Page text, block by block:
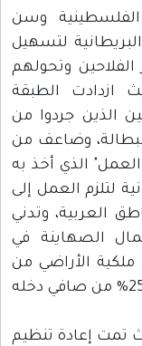
الفلسطينية وسن
لتسهيل
الفلاحين وتحولهم
ازدادت الطبقة
الذين جردوا من
وضاعف من
الذي أخذ به
لتلزم العمل إلى
العربية، وتدني
الصهاينة في
ملكية الأراضي من
9% إلى 15%، أما الفلاح فقد كان يدفع 25% من صافي دخله
تمت إعادة تنظيم